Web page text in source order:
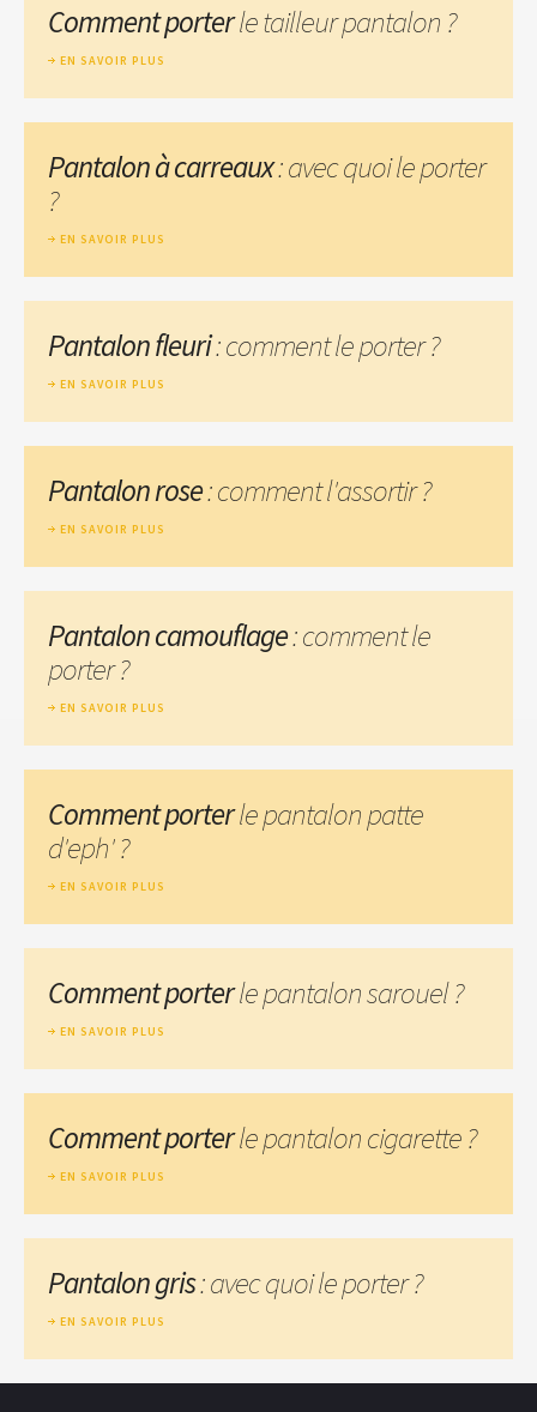
Comment porterle tailleur pantalon ?
EN SAVOIR PLUS
Pantalon à carreaux: avec quoi le porter
?
EN SAVOIR PLUS
Pantalon fleuri: comment le porter ?
EN SAVOIR PLUS
Pantalon rose: comment l'assortir ?
EN SAVOIR PLUS
Pantalon camouflage: comment le
porter ?
EN SAVOIR PLUS
Comment porterle pantalon patte
d'eph' ?
EN SAVOIR PLUS
Comment porterle pantalon sarouel ?
EN SAVOIR PLUS
Comment porterle pantalon cigarette ?
EN SAVOIR PLUS
Pantalon gris: avec quoi le porter ?
EN SAVOIR PLUS